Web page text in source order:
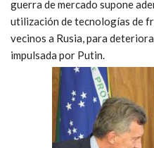
guerra de mercado supone
utilización de tecnologías de
vecinos a Rusia, para
impulsada por Putin.